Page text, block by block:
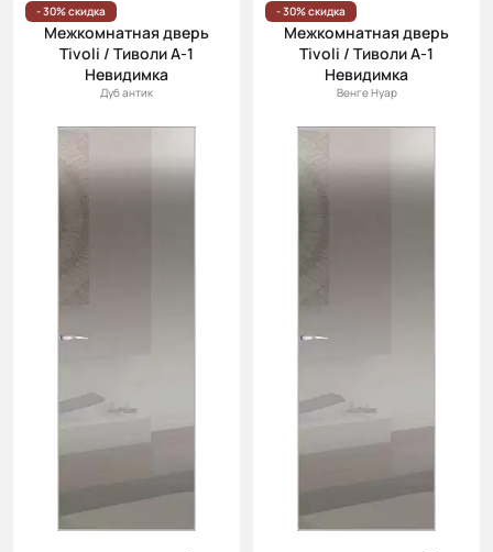
- 30% скидка
Межкомнатная дверь
Tivoli / Тиволи А-1
Невидимка
Дуб антик
- 30% скидка
Межкомнатная дверь
Tivoli / Тиволи А-1
Невидимка
Венге Нуар